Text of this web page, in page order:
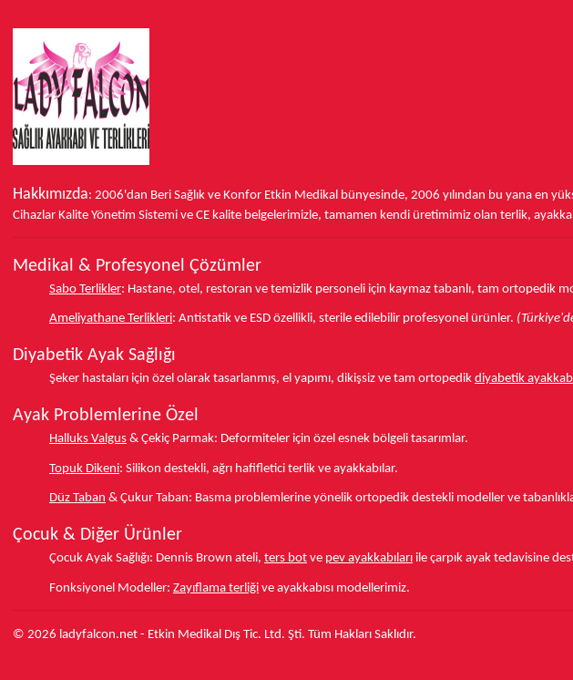
Hakkımızda: 2006'dan Beri Sağlık ve Konfor Etkin Medikal bünyesinde, 2006 yılından bu yana en
Cihazlar Kalite Yönetim Sistemi ve CE kalite belgelerimizle, tamamen kendi üretimimiz olan terlik,
Medikal & Profesyonel Çözümler
Sabo Terlikler: Hastane, otel, restoran ve temizlik personeli için kaymaz tabanlı, tam ortopedik
Ameliyathane Terlikleri: Antistatik ve ESD özellikli, sterile edilebilir profesyonel ürünler.
Diyabetik Ayak Sağlığı
Şeker hastaları için özel olarak tasarlanmış, el yapımı, dikişsiz ve tam ortopedik diyabetik
Ayak Problemlerine Özel
Halluks Valgus & Çekiç Parmak: Deformiteler için özel esnek bölgeli tasarımlar.
Topuk Dikeni: Silikon destekli, ağrı hafifletici terlik ve ayakkabılar.
Düz Taban & Çukur Taban: Basma problemlerine yönelik ortopedik destekli modeller ve
Çocuk & Diğer Ürünler
Çocuk Ayak Sağlığı: Dennis Brown ateli, ters bot ve pev ayakkabıları ile çarpık ayak tedavisine
Fonksiyonel Modeller: Zayıflama terliği ve ayakkabısı modellerimiz.
© 2026 ladyfalcon.net - Etkin Medikal Dış Tic. Ltd. Şti. Tüm Hakları Saklıdır.